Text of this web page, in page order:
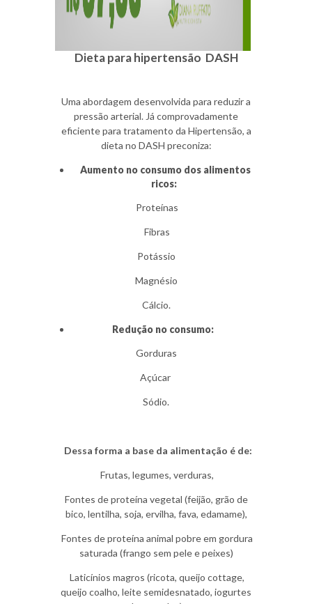
Dieta para hipertensão DASH
Uma abordagem desenvolvida para reduzir a
pressão arterial. Já comprovadamente
eficiente para tratamento da Hipertensão, a
dieta no DASH preconiza:
Aumento no consumo dos alimentos
ricos:
Proteínas
Fibras
Potássio
Magnésio
Cálcio.
Redução no consumo:
Gorduras
Açúcar
Sódio.
Dessa forma a base da alimentação é de:
Frutas, legumes, verduras,
Fontes de proteína vegetal (feijão, grão de
bico, lentilha, soja, ervilha, fava, edamame),
Fontes de proteína animal pobre em gordura
saturada (frango sem pele e peixes)
Laticínios magros (ricota, queijo cottage,
queijo coalho, leite semidesnatado, iogurtes